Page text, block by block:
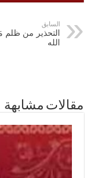
السابق
التحذير من ظلم
الله
مقالات مشابهة